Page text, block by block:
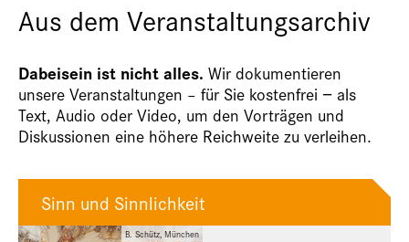
Aus dem Veranstaltungsarchiv
Dabeisein ist nicht alles. Wir dokumentieren
unsere Veranstaltungen – für Sie kostenfrei − als
Text, Audio oder Video, um den Vorträgen und
Diskussionen eine höhere Reichweite zu verleihen.
B. Schütz, München
Sinn und Sinnlichkeit